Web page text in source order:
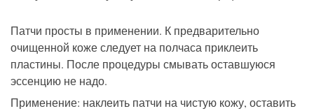
Патчи просты в применении. К предварительно
очищенной коже следует на полчаса приклеить
пластины. После процедуры смывать оставшуюся
эссенцию не надо.
Применение: наклеить патчи на чистую кожу, оставить